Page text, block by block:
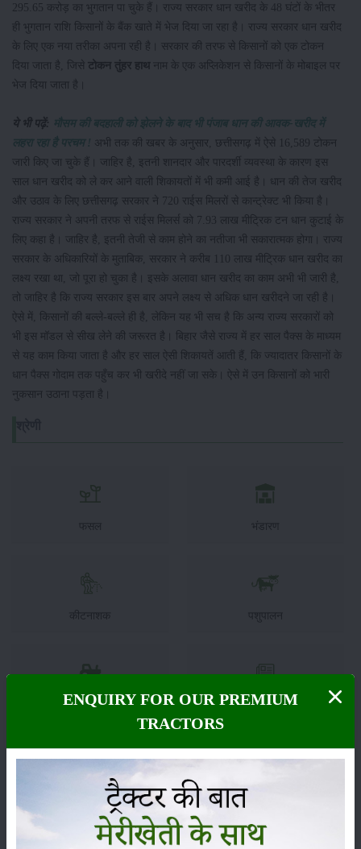
295.65 करोड़ का भुगतान पा चुके हैं। राज्य सरकार धान खरीद के 48 घंटों के भीतर
ही भुगतान राशि किसानों के बैंक खाते में भेज दिया जा रहा है। राज्य सरकार धान खरीद
के लिए एक नया तरीका अपना रही है। सरकार की तरफ से किसानों को एक टोकन
दिया जाता है, जिसे टोकन तुंहर हाथनाम के एक अप्लिकेशन से किसानों के मोबाइल पर
भेज दिया जाता है।
ये भी पढ़ें: मौसम की बदहाली को झेलने के बाद भी पंजाब धान की आवक-खरीद में
लहरा रहा है परचम ! अभी तक की खबर के अनुसार, छत्तीसगढ़ में ऐसे 16,589 टोकन
जारी किए जा चुके हैं। जाहिर है, इतनी शानदार और पारदर्शी व्यवस्था के कारण इस
साल धान खरीद को ले कर आने वाली शिकायतों में भी कमी आई है। धान की तेज खरीद
और उठाव के लिए छत्तीसगढ़ सरकार ने 720 राईस मिलरों से कान्ट्रेक्ट भी किया है।
राज्य सरकार ने अपनी तरफ से राईस मिलर्स को 7.93 लाख मीट्रिक टन धान कुटाई के
लिए कहा है। जाहिर है, इतनी तेजी से काम होने का नतीजा भी सकारात्मक होगा। राज्य
सरकार के अधिकारियों के मुताबिक, सरकार ने करीब 110 लाख मीट्रिक धान खरीद का
लक्ष्य रखा था, जो पूरा हो चुका है। इसके अलावा धान खरीद का काम अभी भी जारी है,
तो जाहिर है कि राज्य सरकार इस बार अपने लक्ष्य से अधिक धान खरीदने जा रही है।
ऐसे में, किसानों की बल्ले-बल्ले ही है, लेकिन यह भी सच है कि अन्य राज्य सरकारों को
भी इस मॉडल से सीख लेने की जरूरत है। बिहार जैसे राज्य में हर साल पैक्स के माध्यम
से यह काम किया जाता है और हर साल ऐसी शिकायतें आती हैं, कि ज्यादातर किसानों के
धान पैक्स गोदाम तक पहुँच कर भी खरीदे नहीं जा सके। ऐसे में उन किसानों को भारी
नुकसान उठाना पड़ता है।
फसल भंडारण
कीटनाशक पशुपालन
कृषि यंत्र समाचार
सम्पादकीय
ENQUIRY FOR OUR PREMIUM
TRACTORS